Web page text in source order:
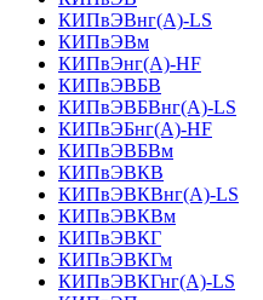
КИПвЭВнг(А)-LS
КИПвЭВм
КИПвЭнг(А)-HF
КИПвЭВБВ
КИПвЭВБВнг(А)-LS
КИПвЭБнг(А)-HF
КИПвЭВБВм
КИПвЭВКВ
КИПвЭВКВнг(А)-LS
КИПвЭВКВм
КИПвЭВКГ
КИПвЭВКГм
КИПвЭВКГнг(А)-LS